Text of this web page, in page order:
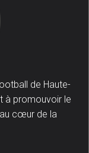
de Haute-
à promouvoir le
au cœur de la